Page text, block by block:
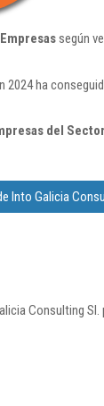
según
2024 ha
del
Into Galicia
Consulting